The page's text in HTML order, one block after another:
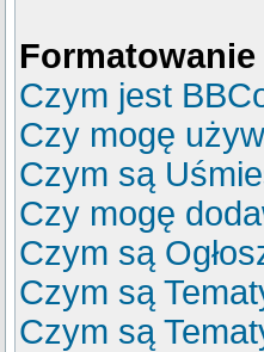
Czym jest
Czy mogę
Czym są
Czy mogę
Czym są
Czym są
Czym są